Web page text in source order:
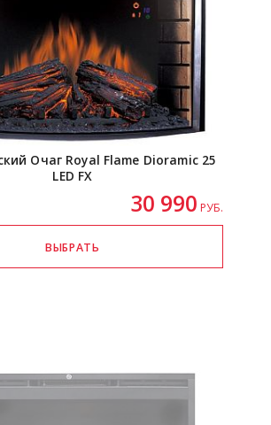
Очаг Royal Flame Dioramic 25
LED FX
30 990 РУБ.